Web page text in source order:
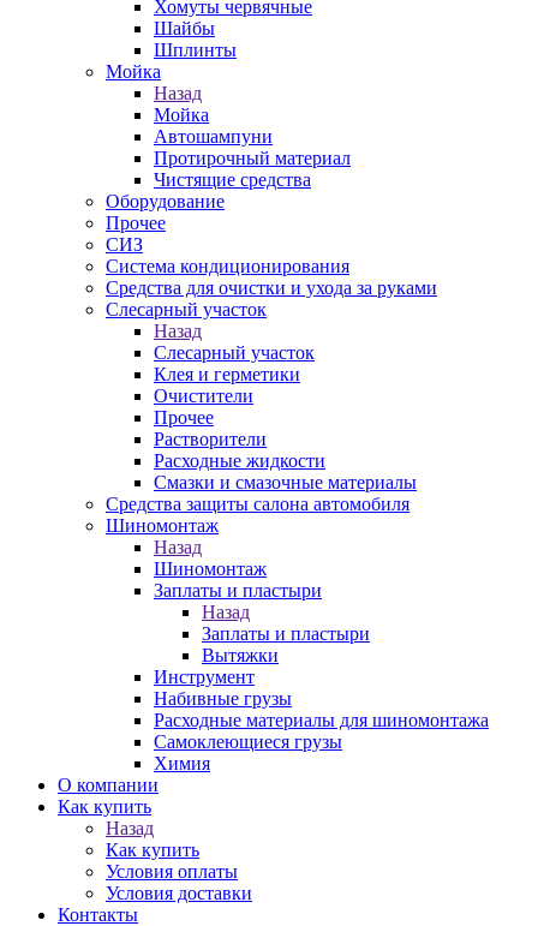
Хомуты червячные
Шайбы
Шплинты
Мойка
Назад
Мойка
Автошампуни
Протирочный материал
Чистящие средства
Оборудование
Прочее
СИЗ
Система кондиционирования
Средства для очистки и ухода за руками
Слесарный участок
Назад
Слесарный участок
Клея и герметики
Очистители
Прочее
Растворители
Расходные жидкости
Смазки и смазочные материалы
Средства защиты салона автомобиля
Шиномонтаж
Назад
Шиномонтаж
Заплаты и пластыри
Назад
Заплаты и пластыри
Вытяжки
Инструмент
Набивные грузы
Расходные материалы для шиномонтажа
Самоклеющиеся грузы
Химия
О компании
Как купить
Назад
Как купить
Условия оплаты
Условия доставки
Контакты